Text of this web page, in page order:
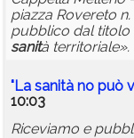
piazza Rovereto
pubblico dal titolo
sanità territoriale».
"La sanità no può
10:03
Riceviamo e